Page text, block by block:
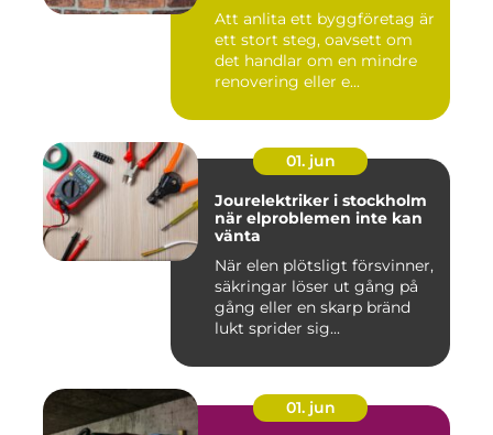
Att anlita ett byggföretag är
ett stort steg, oavsett om
det handlar om en mindre
renovering eller e...
01. jun
Jourelektriker i stockholm
när elproblemen inte kan
vänta
När elen plötsligt försvinner,
säkringar löser ut gång på
gång eller en skarp bränd
lukt sprider sig...
01. jun